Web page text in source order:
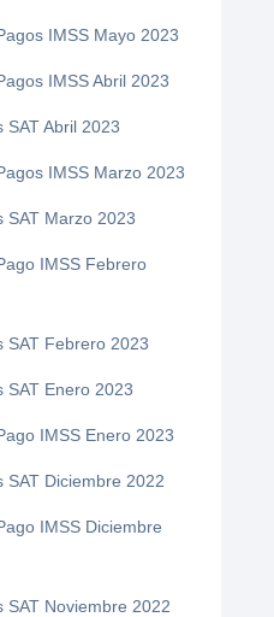
IMSS Mayo 2023
IMSS Abril 2023
SAT Abril 2023
IMSS Marzo 2023
SAT Marzo 2023
IMSS Febrero
SAT Febrero 2023
SAT Enero 2023
IMSS Enero 2023
SAT Diciembre 2022
IMSS Diciembre
SAT Noviembre 2022